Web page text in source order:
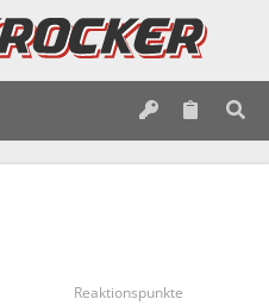
Reaktionspunkte